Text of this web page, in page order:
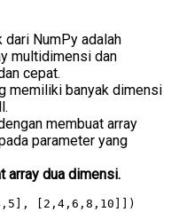
dari NumPy adalah
multidimensi dan
cepat.
memiliki banyak dimensi
membuat array
parameter yang
array dua dimensi.
[2,4,6,8,10]])